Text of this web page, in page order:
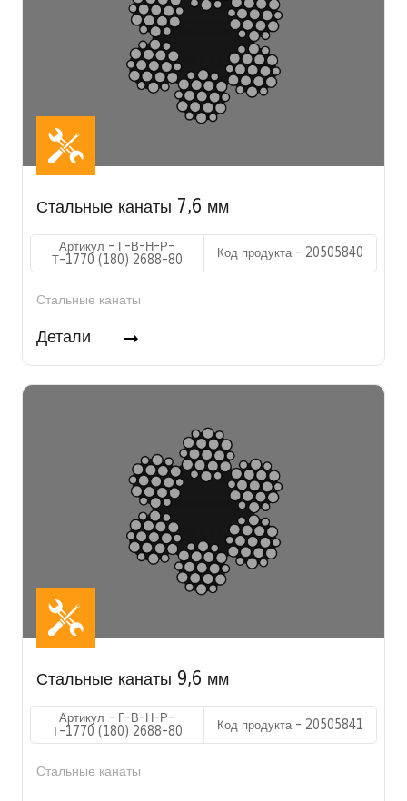
Стальные канаты 7,6 мм
Артикул - Г-В-Н-Р-
Т-1770 (180) 2688-80
Код продукта - 20505840
Стальные канаты
Детали
Стальные канаты 9,6 мм
Артикул - Г-В-Н-Р-
Т-1770 (180) 2688-80
Код продукта - 20505841
Стальные канаты